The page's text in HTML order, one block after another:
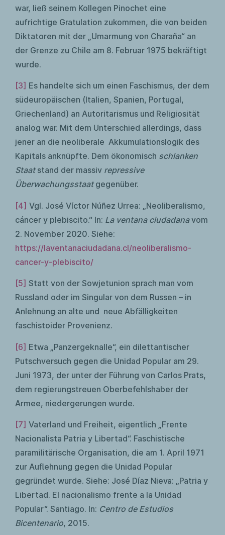
war, ließ seinem Kollegen Pinochet eine
aufrichtige Gratulation zukommen, die von beiden
Diktatoren mit der „Umarmung von Charaña“ an
der Grenze zu Chile am 8. Februar 1975 bekräftigt
wurde.
[3] Es handelte sich um einen Faschismus, der dem
südeuropäischen (Italien, Spanien, Portugal,
Griechenland) an Autoritarismus und Religiosität
analog war. Mit dem Unterschied allerdings, dass
jener an die neoliberale Akkumulationslogik des
Kapitals anknüpfte. Dem ökonomisch schlanken
Staatstand der massiv repressive
Überwachungsstaatgegenüber.
[4] Vgl. José Víctor Núñez Urrea: „Neoliberalismo,
cáncer y plebiscito.“ In: La ventana ciudadanavom
2. November 2020. Siehe:
https://laventanaciudadana.cl/neoliberalismo-
cancer-y-plebiscito/
[5] Statt von der Sowjetunion sprach man vom
Russland oder im Singular von dem Russen – in
Anlehnung an alte und neue Abfälligkeiten
faschistoider Provenienz.
[6] Etwa „Panzergeknalle“, ein dilettantischer
Putschversuch gegen die Unidad Popular am 29.
Juni 1973, der unter der Führung von Carlos Prats,
dem regierungstreuen Oberbefehlshaber der
Armee, niedergerungen wurde.
[7] Vaterland und Freiheit, eigentlich „Frente
Nacionalista Patria y Libertad“. Faschistische
paramilitärische Organisation, die am 1. April 1971
zur Auflehnung gegen die Unidad Popular
gegründet wurde. Siehe: José Díaz Nieva: „Patria y
Libertad. El nacionalismo frente a la Unidad
Popular“. Santiago. In: Centro de Estudios
Bicentenario, 2015.